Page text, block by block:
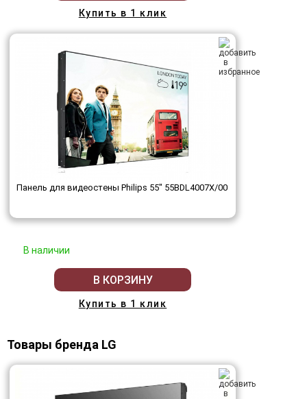
Купить в 1 клик
Панель для видеостены Philips 55" 55BDL4007X/00
В наличии
В КОРЗИНУ
Купить в 1 клик
Товары бренда LG